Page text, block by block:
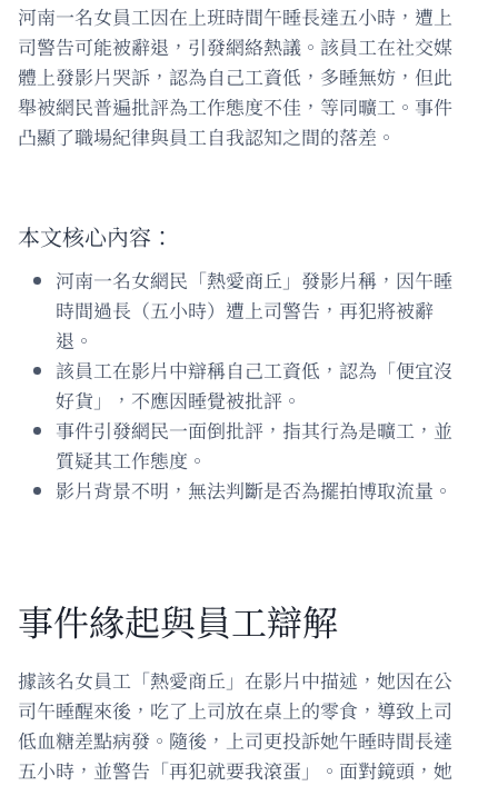
河南一名女員工因在上班時間午睡長達五小時，遭上
司警告可能被辭退，引發網絡熱議。該員工在社交媒
體上發影片哭訴，認為自己工資低，多睡無妨，但此
舉被網民普遍批評為工作態度不佳，等同曠工。事件
凸顯了職場紀律與員工自我認知之間的落差。
本文核心內容：
河南一名女網民「熱愛商丘」發影片稱，因午睡
時間過長（五小時）遭上司警告，再犯將被辭
退。
該員工在影片中辯稱自己工資低，認為「便宜沒
好貨」，不應因睡覺被批評。
事件引發網民一面倒批評，指其行為是曠工，並
質疑其工作態度。
影片背景不明，無法判斷是否為擺拍博取流量。
事件緣起與員工辯解
據該名女員工「熱愛商丘」在影片中描述，她因在公
司午睡醒來後，吃了上司放在桌上的零食，導致上司
低血糖差點病發。隨後，上司更投訴她午睡時間長達
五小時，並警告「再犯就要我滾蛋」。面對鏡頭，她